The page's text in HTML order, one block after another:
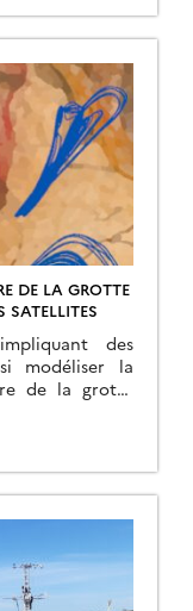
tels que les
DE LA GROTTE
SATELLITES
des
modéliser la
de la grotte
étude qui
cette même